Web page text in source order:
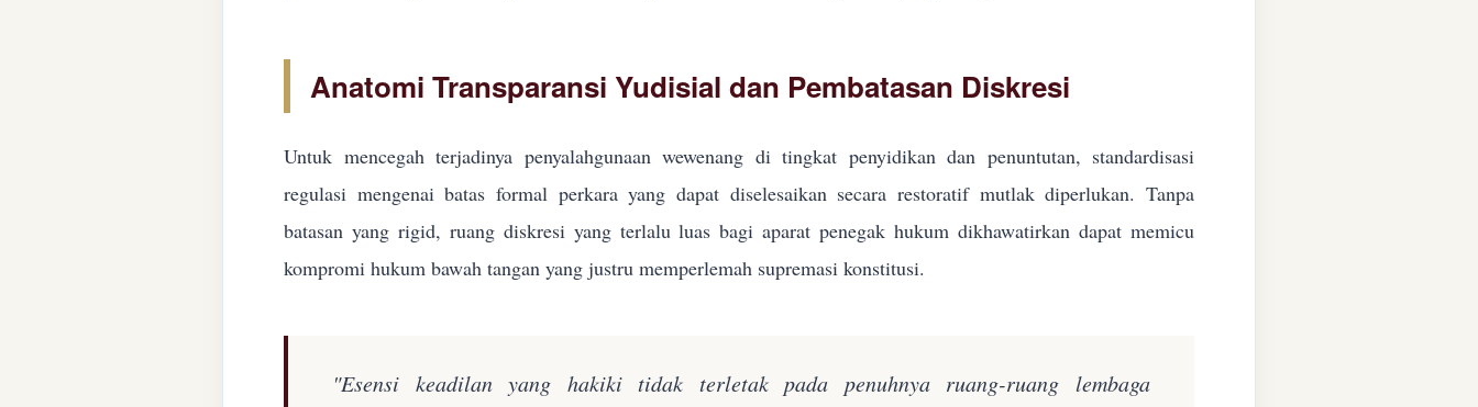
Anatomi Transparansi Yudisial dan Pembatasan Diskresi
Untuk mencegah terjadinya penyalahgunaan wewenang di tingkat penyidikan dan penuntutan, standardisasi
regulasi mengenai batas formal perkara yang dapat diselesaikan secara restoratif mutlak diperlukan. Tanpa
batasan yang rigid, ruang diskresi yang terlalu luas bagi aparat penegak hukum dikhawatirkan dapat memicu
kompromi hukum bawah tangan yang justru memperlemah supremasi konstitusi.
"Esensi keadilan yang hakiki tidak terletak pada penuhnya ruang-ruang lembaga